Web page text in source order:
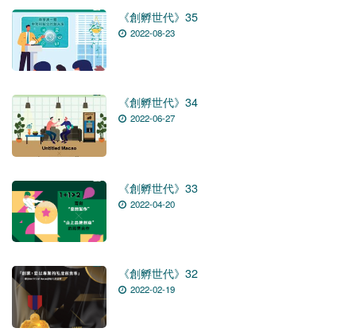
《創孵世代》35
2022-08-23
《創孵世代》34
2022-06-27
《創孵世代》33
2022-04-20
《創孵世代》32
2022-02-19